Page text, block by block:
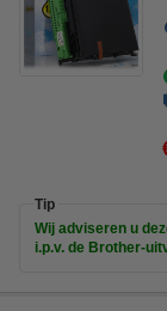
Tip
Wij adviseren u
i.p.v. de Brother-